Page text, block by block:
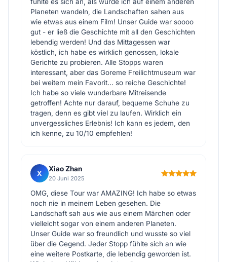
Planeten wandeln, die Landschaften sahen aus
wie etwas aus einem Film! Unser Guide war soooo
gut - er ließ die Geschichte mit all den Geschichten
lebendig werden! Und das Mittagessen war
köstlich, ich habe es wirklich genossen, lokale
Gerichte zu probieren. Alle Stopps waren
interessant, aber das Goreme Freilichtmuseum war
bei weitem mein Favorit... so reiche Geschichte!
Ich habe so viele wunderbare Mitreisende
getroffen! Achte nur darauf, bequeme Schuhe zu
tragen, denn es gibt viel zu laufen. Wirklich ein
unvergessliches Erlebnis! Ich kann es jedem, den
ich kenne, zu 10/10 empfehlen!
X
Xiao Zhan
20 Juni 2025
OMG, diese Tour war AMAZING! Ich habe so etwas
noch nie in meinem Leben gesehen. Die
Landschaft sah aus wie aus einem Märchen oder
vielleicht sogar von einem anderen Planeten.
Unser Guide war so freundlich und wusste so viel
über die Gegend. Jeder Stopp fühlte sich an wie
eine weitere Postkarte, die lebendig geworden ist.